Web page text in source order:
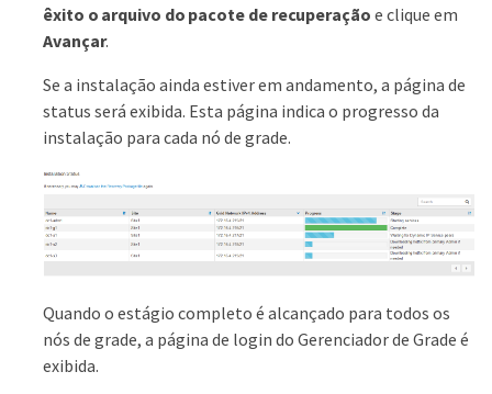
êxito o arquivo do pacote de recuperação e clique em
Avançar.
Se a instalação ainda estiver em andamento, a página de
status será exibida. Esta página indica o progresso da
instalação para cada nó de grade.
Quando o estágio completo é alcançado para todos os
nós de grade, a página de login do Gerenciador de Grade é
exibida.